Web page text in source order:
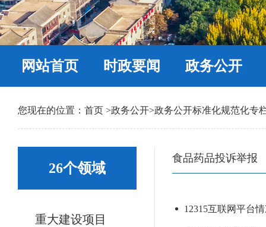
网站首页 时政要闻 政务公开
您现在的位置： 首页 >政务公开>政务公开标准化规范化专
26个领域
重大建设项目
食品药品投诉举报
12315互联网平台